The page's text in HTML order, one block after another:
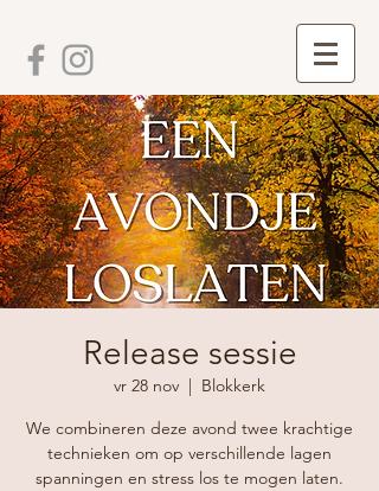
Release sessie
vr 28 nov
  |
Blokkerk
We combineren deze avond twee krachtige
technieken om op verschillende lagen
spanningen en stress los te mogen laten.